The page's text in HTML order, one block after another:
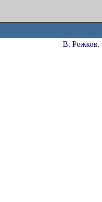
В. Рожков.